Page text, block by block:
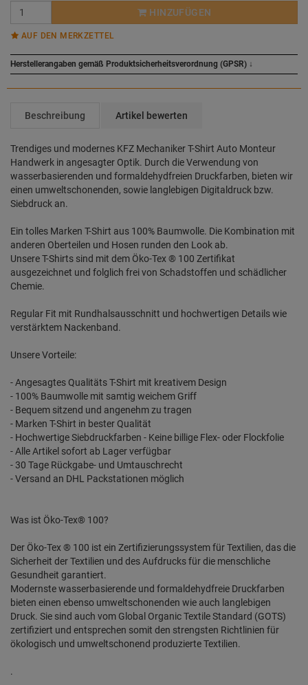
HINZUFÜGEN
AUF DEN MERKZETTEL
Herstellerangaben gemäß Produktsicherheitsverordnung (GPSR) ↓
Beschreibung Artikel bewerten
Trendiges und modernes KFZ Mechaniker T-Shirt Auto Monteur
Handwerk in angesagter Optik. Durch die Verwendung von
wasserbasierenden und formaldehydfreien Druckfarben, bieten wir
einen umweltschonenden, sowie langlebigen Digitaldruck bzw.
Siebdruck an.
Ein tolles Marken T-Shirt aus 100% Baumwolle. Die Kombination mit
anderen Oberteilen und Hosen runden den Look ab.
Unsere T-Shirts sind mit dem Öko-Tex ® 100 Zertifikat
ausgezeichnet und folglich frei von Schadstoffen und schädlicher
Chemie.
Regular Fit mit Rundhalsausschnitt und hochwertigen Details wie
verstärktem Nackenband.
Unsere Vorteile:
- Angesagtes Qualitäts T-Shirt mit kreativem Design
- 100% Baumwolle mit samtig weichem Griff
- Bequem sitzend und angenehm zu tragen
- Marken T-Shirt in bester Qualität
- Hochwertige Siebdruckfarben - Keine billige Flex- oder Flockfolie
- Alle Artikel sofort ab Lager verfügbar
- 30 Tage Rückgabe- und Umtauschrecht
- Versand an DHL Packstationen möglich
Was ist Öko-Tex® 100?
Der Öko-Tex ® 100 ist ein Zertifizierungssystem für Textilien, das die
Sicherheit der Textilien und des Aufdrucks für die menschliche
Gesundheit garantiert.
Modernste wasserbasierende und formaldehydfreie Druckfarben
bieten einen ebenso umweltschonenden wie auch langlebigen
Druck. Sie sind auch vom Global Organic Textile Standard (GOTS)
zertifiziert und entsprechen somit den strengsten Richtlinien für
ökologisch und umweltschonend produzierte Textilien.
.